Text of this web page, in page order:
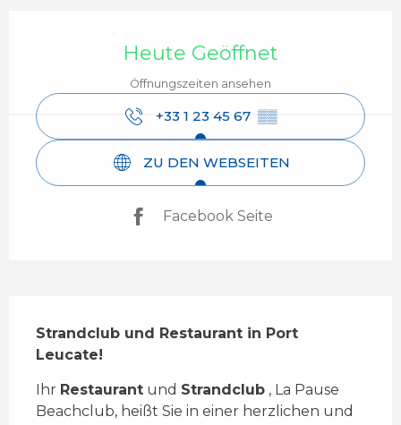
Heute Geöffnet
Öffnungszeiten ansehen
+33 1 23 45 67 ▒▒
ZU DEN WEBSEITEN
Facebook Seite
Strandclub und Restaurant in Port
Leucate!
Ihr Restaurant und Strandclub , La Pause
Beachclub, heißt Sie in einer herzlichen und